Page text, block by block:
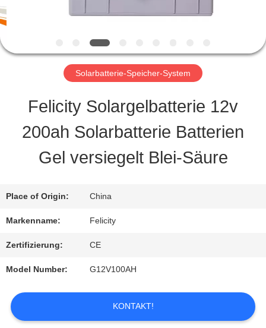
TOUR
QUALITÄTSKONTROLLE
REFERENZEN
SITEMAP
PRIVACY
POLICY
Solarbatterie-Speicher-System
Felicity Solargelbatterie 12v
200ah Solarbatterie Batterien
Gel versiegelt Blei-Säure
Place of Origin: China
Markenname: Felicity
Zertifizierung: CE
Model Number: G12V100AH
KONTAKT!